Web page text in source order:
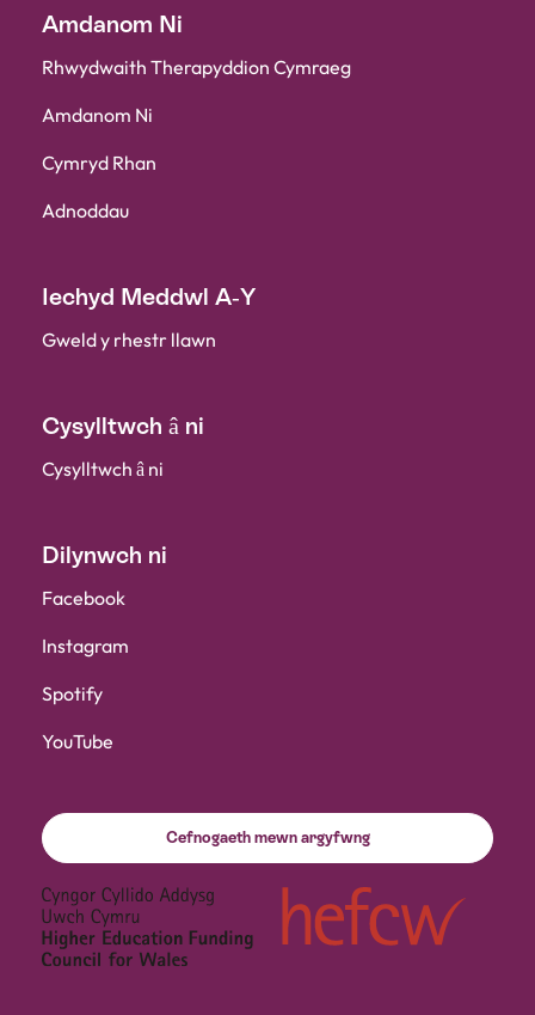
Amdanom Ni
Rhwydwaith Therapyddion Cymraeg
Amdanom Ni
Cymryd Rhan
Adnoddau
Iechyd Meddwl A-Y
Gweld y rhestr llawn
Cysylltwch â ni
Cysylltwch â ni
Dilynwch ni
Facebook
Instagram
Spotify
YouTube
Cefnogaeth mewn argyfwng